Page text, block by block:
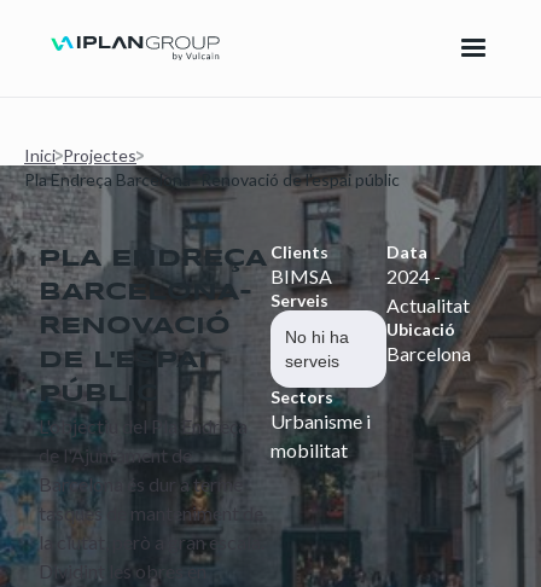
Inici Projectes
Pla Endreça Barcelona- Renovació de l'espai públic
PLA ENDREÇA
BARCELONA-
RENOVACIÓ
DE L'ESPAI
PÚBLIC
L'objectiu del Pla Endreça
de l'Ajuntament de
Barcelona és dur a terme
tasques de manteniment de
la ciutat, però a gran escala.
Dividint les obres en
Clients
BIMSA
Serveis
No hi ha
serveis
Sectors
Urbanisme i
mobilitat
Data
2024 -
Actualitat
Ubicació
Barcelona